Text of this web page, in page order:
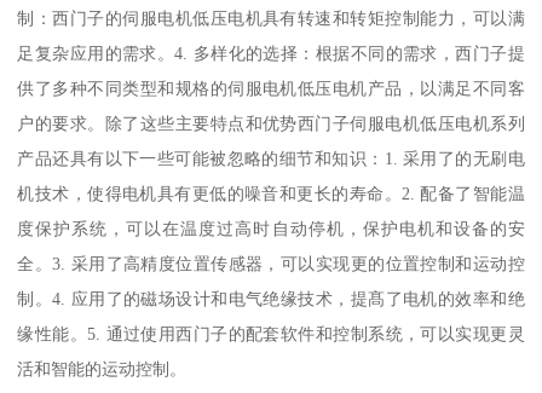
制：西门子的伺服电机低压电机具有转速和转矩控制能力，可以满
足复杂应用的需求。4. 多样化的选择：根据不同的需求，西门子提
供了多种不同类型和规格的伺服电机低压电机产品，以满足不同客
户的要求。除了这些主要特点和优势西门子伺服电机低压电机系列
产品还具有以下一些可能被忽略的细节和知识：1. 采用了的无刷电
机技术，使得电机具有更低的噪音和更长的寿命。2. 配备了智能温
度保护系统，可以在温度过高时自动停机，保护电机和设备的安
全。3. 采用了高精度位置传感器，可以实现更的位置控制和运动控
制。4. 应用了的磁场设计和电气绝缘技术，提髙了电机的效率和绝
缘性能。5. 通过使用西门子的配套软件和控制系统，可以实现更灵
活和智能的运动控制。